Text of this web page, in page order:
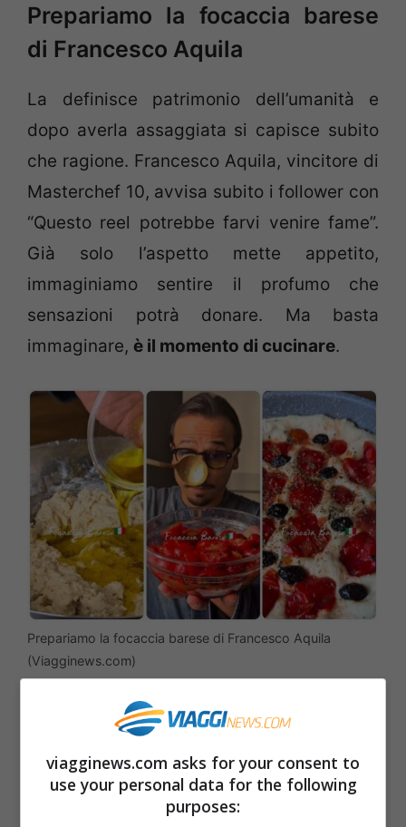
Prepariamo la focaccia barese
di Francesco Aquila
La definisce patrimonio dell’umanità e
dopo averla assaggiata si capisce subito
che ragione. Francesco Aquila, vincitore di
Masterchef 10, avvisa subito i follower con
“Questo reel potrebbe farvi venire fame”.
Già solo l’aspetto mette appetito,
immaginiamo sentire il profumo che
sensazioni potrà donare. Ma basta
immaginare, è il momento di cucinare.
Prepariamo la focaccia barese di Francesco Aquila
(Viagginews.com)
INGREDIENTI
700 ml di acqua
25 grami di lievito di birra
viagginews.com asks for your consent to
use your personal data for the following
purposes: